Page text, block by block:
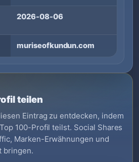
2026-08-06
muriseofkundun.com
teilen
Eintrag zu entdecken, indem
100-Profil teilst. Social Shares
Marken-Erwähnungen und
bringen.